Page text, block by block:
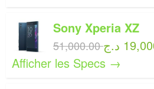
Sony Xperia XZ
Afficher les Specs →